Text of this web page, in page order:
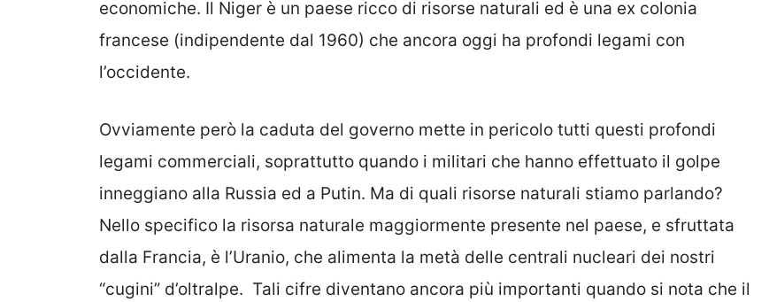
economiche. Il Niger è un paese ricco di risorse naturali ed è una ex colonia
francese (indipendente dal 1960) che ancora oggi ha profondi legami con
l’occidente.
Ovviamente però la caduta del governo mette in pericolo tutti questi profondi
legami commerciali, soprattutto quando i militari che hanno effettuato il golpe
inneggiano alla Russia ed a Putin. Ma di quali risorse naturali stiamo parlando?
Nello specifico la risorsa naturale maggiormente presente nel paese, e sfruttata
dalla Francia, è l’Uranio, che alimenta la metà delle centrali nucleari dei nostri
“cugini” d’oltralpe. Tali cifre diventano ancora più importanti quando si nota che il